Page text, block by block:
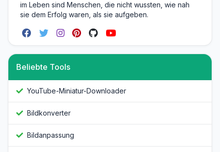
im Leben sind Menschen, die nicht wussten, wie nah
sie dem Erfolg waren, als sie aufgeben.
Beliebte Tools
YouTube-Miniatur-Downloader
Bildkonverter
Bildanpassung